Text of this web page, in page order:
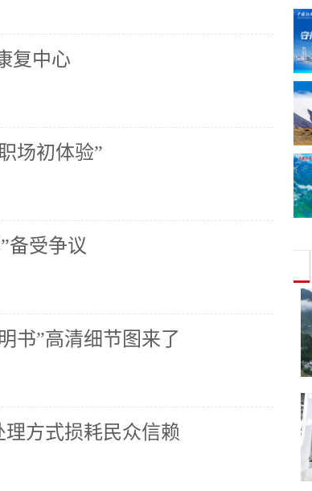
复中心
场初体验”
备受争议
书”高清细节图来了
方式损耗民众信赖